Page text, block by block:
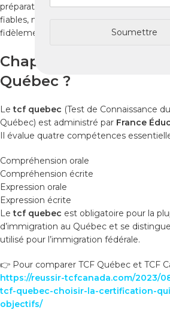
Soumettre
préparation efficace, centres d’examen
fiables, notamment les
,
fidèlement les tests réels.
Chapitre 1 : Qu’est-ce
Québec ?
Letcf quebec (Test de Connaissance
Québec) est administré par France
Il évalue quatre compétences
Compréhension orale
Compréhension écrite
Expression orale
Expression écrite
Letcf quebec est obligatoire pour la
d’immigration au Québec et se
utilisé pour l’immigration fédérale.
👉 Pour comparer TCF Québec et TCF
https://reussir-tcfcanada.com/2023/
tcf-quebec-choisir-la-certification-
objectifs/